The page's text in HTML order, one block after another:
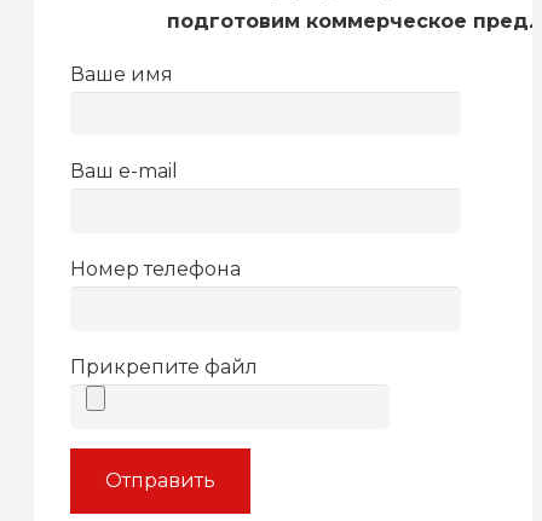
подготовим коммерческое
Ваше имя
Ваш e-mail
Номер телефона
Прикрепите файл